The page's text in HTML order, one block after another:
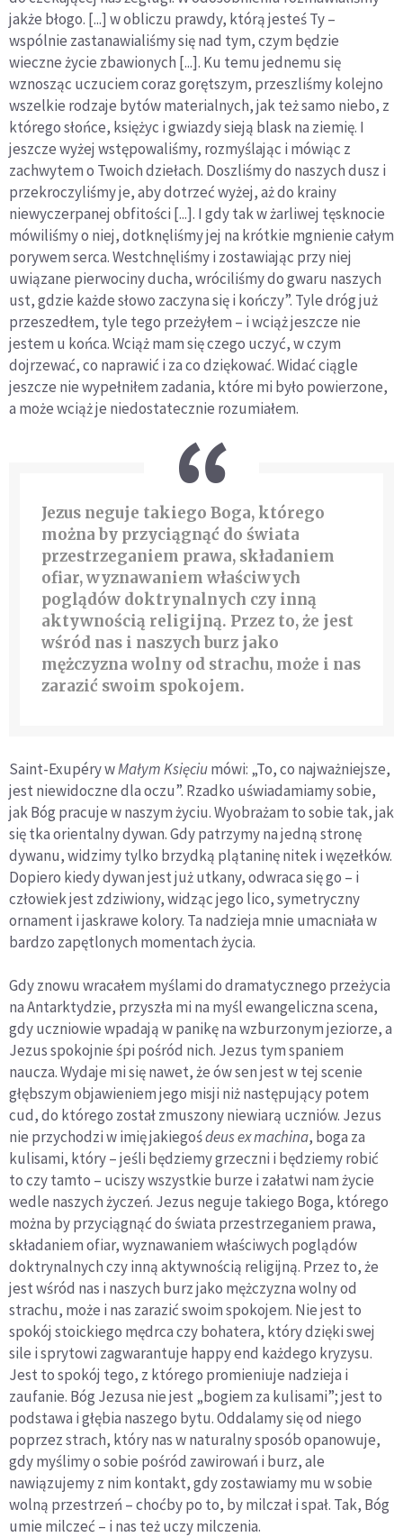
jakże błogo. [...] w obliczu prawdy, którą jesteś Ty –
wspólnie zastanawialiśmy się nad tym, czym będzie
wieczne życie zbawionych [...]. Ku temu jednemu się
wznosząc uczuciem coraz gorętszym, przeszliśmy kolejno
wszelkie rodzaje bytów materialnych, jak też samo niebo, z
którego słońce, księżyc i gwiazdy sieją blask na ziemię. I
jeszcze wyżej wstępowaliśmy, rozmyślając i mówiąc z
zachwytem o Twoich dziełach. Doszliśmy do naszych dusz i
przekroczyliśmy je, aby dotrzeć wyżej, aż do krainy
niewyczerpanej obfitości [...]. I gdy tak w żarliwej tęsknocie
mówiliśmy o niej, dotknęliśmy jej na krótkie mgnienie całym
porywem serca. Westchnęliśmy i zostawiając przy niej
uwiązane pierwociny ducha, wróciliśmy do gwaru naszych
ust, gdzie każde słowo zaczyna się i kończy”. Tyle dróg już
przeszedłem, tyle tego przeżyłem – i wciąż jeszcze nie
jestem u końca. Wciąż mam się czego uczyć, w czym
dojrzewać, co naprawić i za co dziękować. Widać ciągle
jeszcze nie wypełniłem zadania, które mi było powierzone,
a może wciąż je niedostatecznie rozumiałem.
Jezus neguje takiego Boga, którego
można by przyciągnąć do świata
przestrzeganiem prawa, składaniem
ofiar, wyznawaniem właściwych
poglądów doktrynalnych czy inną
aktywnością religijną. Przez to, że jest
wśród nas i naszych burz jako
mężczyzna wolny od strachu, może i nas
zarazić swoim spokojem.
Saint-Exupéry wMałym Księciumówi: „To, co najważniejsze,
jest niewidoczne dla oczu”. Rzadko uświadamiamy sobie,
jak Bóg pracuje w naszym życiu. Wyobrażam to sobie tak, jak
się tka orientalny dywan. Gdy patrzymy na jedną stronę
dywanu, widzimy tylko brzydką plątaninę nitek i węzełków.
Dopiero kiedy dywan jest już utkany, odwraca się go – i
człowiek jest zdziwiony, widząc jego lico, symetryczny
ornament i jaskrawe kolory. Ta nadzieja mnie umacniała w
bardzo zapętlonych momentach życia.
Gdy znowu wracałem myślami do dramatycznego przeżycia
na Antarktydzie, przyszła mi na myśl ewangeliczna scena,
gdy uczniowie wpadają w panikę na wzburzonym jeziorze, a
Jezus spokojnie śpi pośród nich. Jezus tym spaniem
naucza. Wydaje mi się nawet, że ów sen jest w tej scenie
głębszym objawieniem jego misji niż następujący potem
cud, do którego został zmuszony niewiarą uczniów. Jezus
nie przychodzi w imię jakiegośdeus ex machina, boga za
kulisami, który – jeśli będziemy grzeczni i będziemy robić
to czy tamto – uciszy wszystkie burze i załatwi nam życie
wedle naszych życzeń. Jezus neguje takiego Boga, którego
można by przyciągnąć do świata przestrzeganiem prawa,
składaniem ofiar, wyznawaniem właściwych poglądów
doktrynalnych czy inną aktywnością religijną. Przez to, że
jest wśród nas i naszych burz jako mężczyzna wolny od
strachu, może i nas zarazić swoim spokojem. Nie jest to
spokój stoickiego mędrca czy bohatera, który dzięki swej
sile i sprytowi zagwarantuje happy end każdego kryzysu.
Jest to spokój tego, z którego promieniuje nadzieja i
zaufanie. Bóg Jezusa nie jest „bogiem za kulisami”; jest to
podstawa i głębia naszego bytu. Oddalamy się od niego
poprzez strach, który nas w naturalny sposób opanowuje,
gdy myślimy o sobie pośród zawirowań i burz, ale
nawiązujemy z nim kontakt, gdy zostawiamy mu w sobie
wolną przestrzeń – choćby po to, by milczał i spał. Tak, Bóg
umie milczeć – i nas też uczy milczenia.